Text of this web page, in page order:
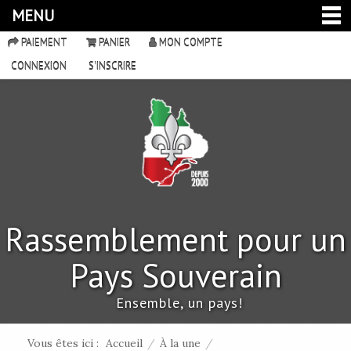
MENU
PAIEMENT PANIER
MON COMPTE
CONNEXION
S'INSCRIRE
Rassemblement pour un
Pays Souverain
Ensemble, un pays!
Vous êtes ici : Accueil / À la une /